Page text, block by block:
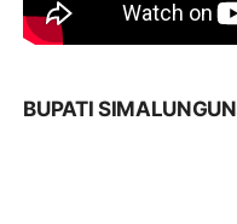
BUPATI SIMALUNGUN